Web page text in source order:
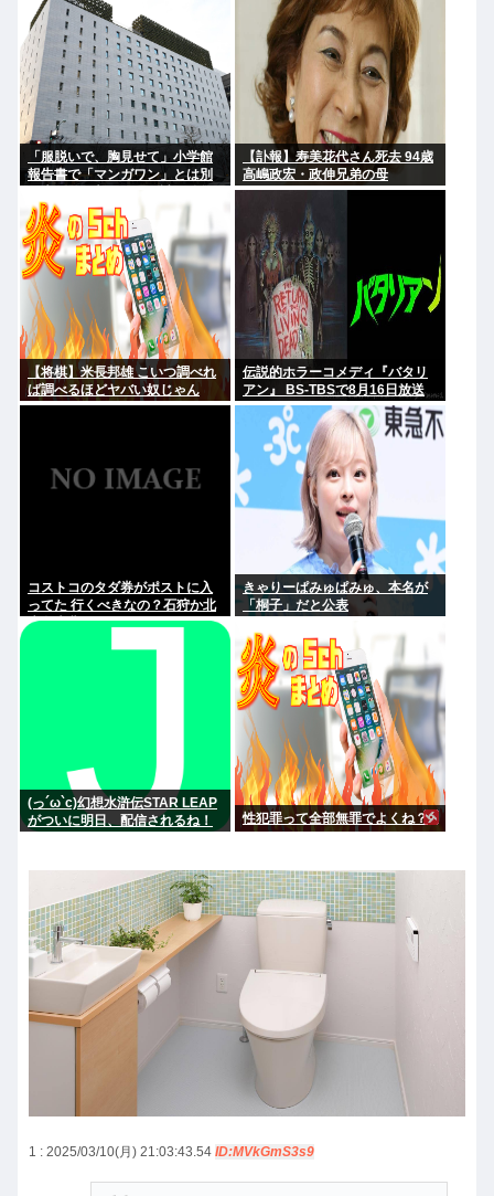
「服脱いで、胸見せて」小学館
報告書で「マンガワン」とは別
者がグラビア志望の女性に迫っ
た過激要求
【訃報】寿美花代さん死去 94歳
高嶋政宏・政伸兄弟の母
【将棋】米長邦雄 こいつ調べれ
ば調べるほどヤバい奴じゃん
伝説的ホラーコメディ『バタリ
アン』 BS-TBSで8月16日放送
コストコのタダ券がポストに入
ってた 行くべきなの？石狩か北
広島大曲だよな
きゃりーぱみゅぱみゅ、本名が
「桐子」だと公表
(っ´ω`c)幻想水滸伝STAR LEAP
がついに明日、配信されるね！
性犯罪って全部無罪でよくね？
1 : 2025/03/10(月) 21:03:43.54 ID:MVkGmS3s9